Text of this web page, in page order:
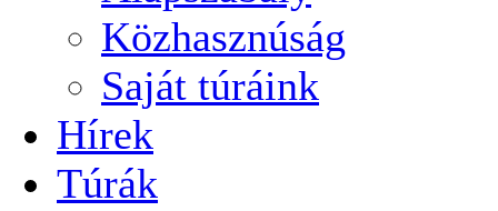
Közhasznúság
Saját túráink
Hírek
Túrák